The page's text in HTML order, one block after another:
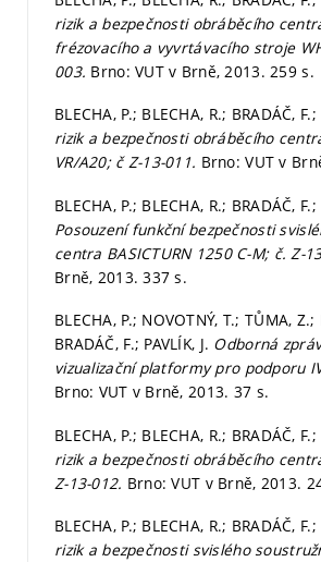
rizik a bezpečnosti obráběcího
frézovacího a vyvrtávacího stroje
003. Brno: VUT v Brně, 2013. 259 s.
BLECHA, P.; BLECHA, R.; BRADÁČ, F.;
rizik a bezpečnosti obráběcího
VR/A20; č Z-13-011. Brno: VUT v
BLECHA, P.; BLECHA, R.; BRADÁČ, F.;
Posouzení funkční bezpečnosti
centra BASICTURN 1250 C-M; č. Z-
Brně, 2013. 337 s.
BLECHA, P.; NOVOTNÝ, T.; TŮMA, Z.;
BRADÁČ, F.; PAVLÍK, J. Odborná
vizualizační platformy pro podporu
Brno: VUT v Brně, 2013. 37 s.
BLECHA, P.; BLECHA, R.; BRADÁČ, F.;
rizik a bezpečnosti obráběcího
Z-13-012. Brno: VUT v Brně, 2013.
BLECHA, P.; BLECHA, R.; BRADÁČ, F.;
rizik a bezpečnosti svislého